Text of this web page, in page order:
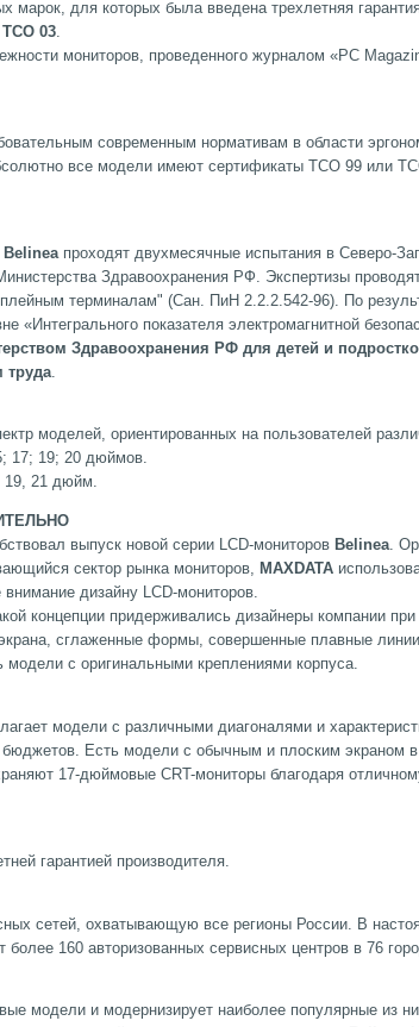
марок, для которых была введена трехлетняя
ТСО 03.
мониторов, проведенного журналом «PC
современным нормативам в области
все модели имеют сертификаты ТСО 99 или
Belinea проходят двухмесячные испытания в Северо-
Здравоохранения РФ. Экспертизы
терминалам" (Сан. ПиН 2.2.2.542-96). По
«Интегрального показателя электромагнитной
Здравоохранения РФ для детей и
труда
моделей, ориентированных на пользователей
17; 19; 20 дюймов.
19, 21 дюйм.
выпуск новой серии LCD-мониторов Belinea.
сектор рынка мониторов, MAXDATA
дизайну LCD-мониторов.
концепции придерживались дизайнеры компании
сглаженные формы, совершенные плавные
модели с оригинальными креплениями корпуса.
модели с различными диагоналями и
Есть модели с обычным и плоским экраном в
17-дюймовые CRT-мониторы благодаря
гарантией производителя.
сетей, охватывающую все регионы России. В
160 авторизованных сервисных центров в 76
модели и модернизирует наиболее популярные из